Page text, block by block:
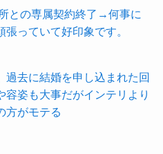
との専属契約終了→何事に
張っていて好印象です。
過去に結婚を申し込まれた回
姿も大事だがインテリより
方がモテる